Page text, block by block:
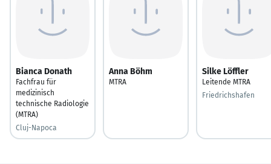
Bianca Donath
Fachfrau für
medizinisch
technische Radiologie
(MTRA)
Cluj-Napoca
Anna Böhm
MTRA
Silke Löffler
Leitende MTRA
Friedrichshafen